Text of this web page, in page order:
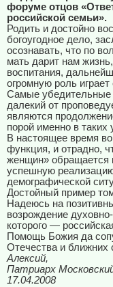
форуме отцов
российской семьи».
Родить и достойно
богоугодное дело,
осознавать, что по
мать дарит нам
воспитания,
огромную роль играет
Самые убедительные
далекий от
являются
порой именно в
В настоящее время
функция, и отрадно,
женщин» обращается
успешную
демографической
Достойный пример
Надеюсь на
возрождение
которого —
Помощь Божия да
Отечества и
Алексий,
Патриарх
17.04.2008